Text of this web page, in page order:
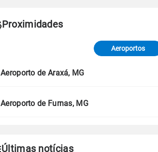
de Tempo e Estudos Climáticos
Proximidades
Aeroportos
Aeroporto de Araxá, MG
Aeroporto de Furnas, MG
Últimas notícias